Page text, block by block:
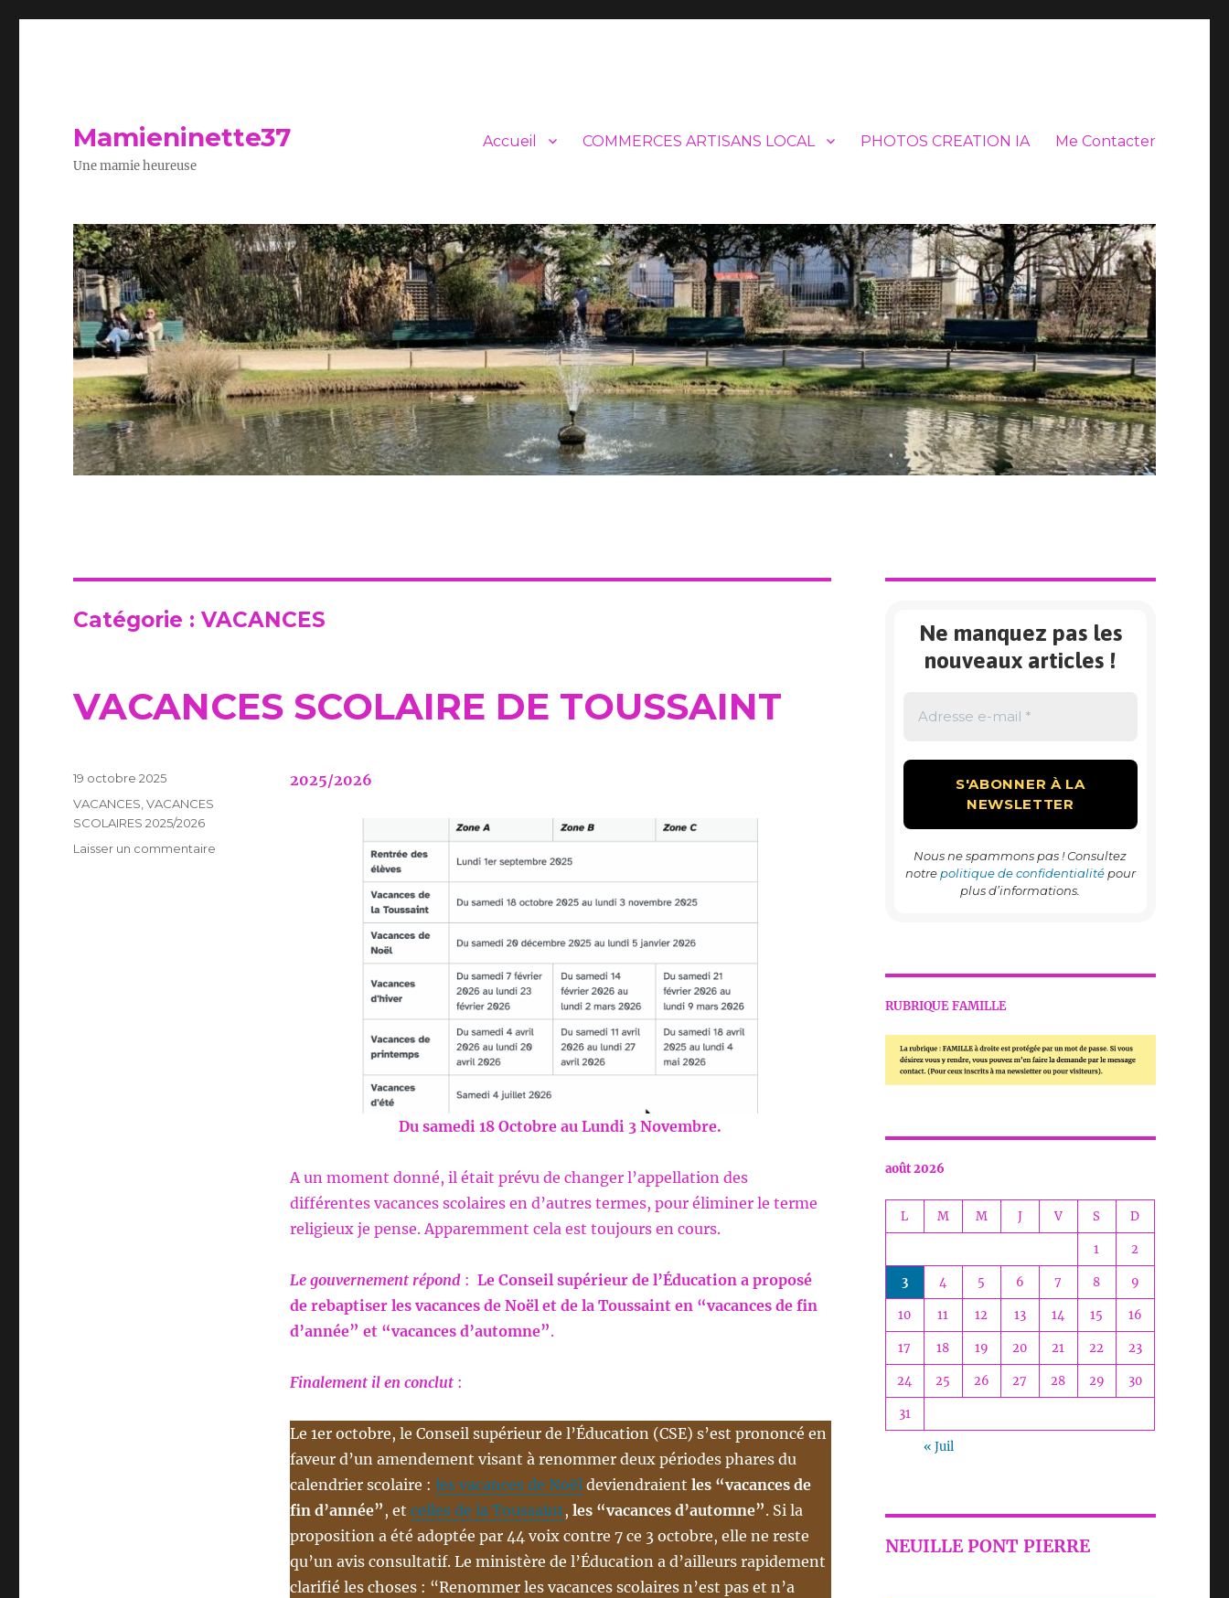
Mamieninette37
Une mamie heureuse
Accueil COMMERCES ARTISANS LOCAL PHOTOS CREATION IA Me Contacter
Catégorie :VACANCES
VACANCES SCOLAIRE DE TOUSSAINT
2025/2026
Du samedi 18 Octobre au Lundi 3 Novembre.
A un moment donné, il était prévu de changer l’appellation des
différentes vacances scolaires en d’autres termes, pour éliminer le terme
religieux je pense. Apparemment cela est toujours en cours.
Le gouvernement répond: Le Conseil supérieur de l’Éducation a proposé
de rebaptiser les vacances de Noël et de la Toussaint en “vacances de fin
d’année” et “vacances d’automne”.
Finalement il en conclut :
Le 1er octobre, le Conseil supérieur de l’Éducation (CSE) s’est prononcé en
faveur d’un amendement visant à renommer deux périodes phares du
calendrier scolaire : les vacances de Noëldeviendraient les “vacances de
fin d’année” , et celles de la Toussaint, les “vacances d’automne”. Si la
proposition a été adoptée par 44 voix contre 7 ce 3 octobre, elle ne reste
qu’un avis consultatif. Le ministère de l’Éducation a d’ailleurs rapidement
clarifié les choses : “Renommer les vacances scolaires n’est pas et n’a
Publié
19 octobre 2025
Catégories
VACANCES ,VACANCES
SCOLAIRES 2025/2026
Laisser un commentaire
Ne manquez pas les
nouveaux articles !
Nous ne spammons pas ! Consultez
notre politique de confidentialitépour
plus d’informations.
RUBRIQUE FAMILLE
août 2026
L M M J V S D
1 2
3 4 5 6 7 8 9
10 11 12 13 14 15 16
17 18 19 20 21 22 23
24 25 26 27 28 29 30
31
« Juil
NEUILLE PONT PIERRE